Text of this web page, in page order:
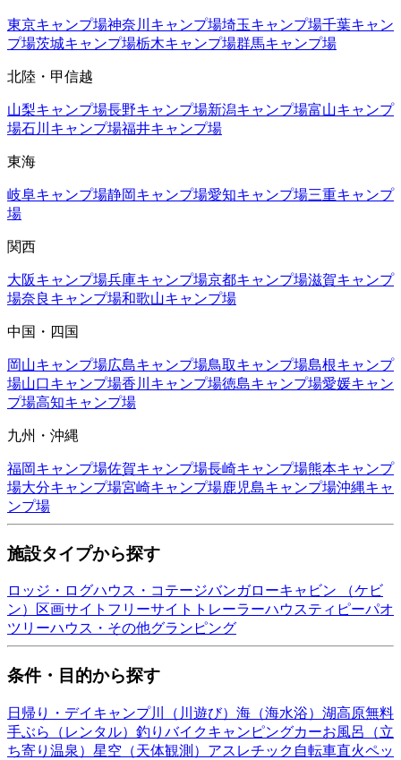
東京キャンプ場神奈川 キャンプ場埼玉キャンプ場千葉キャン
プ場茨城キャンプ場栃木キャンプ場群馬キャンプ場
北陸・甲信越
山梨キャンプ場長野キャンプ場新潟キャンプ場富山キャンプ
場石川 キャンプ場福井キャンプ場
東海
岐阜キャンプ場静岡キャンプ場愛知キャンプ場三重キャンプ
場
関西
大阪キャンプ場兵庫キャンプ場京都キャンプ場滋賀キャンプ
場奈良 キャンプ場和歌山キャンプ場
中国・四国
岡山キャンプ場広島キャンプ場鳥取キャンプ場島根キャンプ
場山口キャンプ場香川 キャンプ場徳島キャンプ場愛媛キャン
プ場高知キャンプ場
九州・沖縄
福岡キャンプ場佐賀キャンプ場長崎キャンプ場熊本キャンプ
場大分キャンプ場宮崎キャンプ場鹿児島キャンプ場沖縄キャ
ンプ場
施設タイプから探す
ロッジ・ログハウス・コテージバンガローキャビン （ケビ
ン）
区画サイト フリーサイト トレーラーハウスティピーパオ
ツリーハウス・その他グランピング
条件・目的から探す
日帰り・デイキャンプ川（川遊び） 海（海水浴） 湖高原無料
手ぶら（レンタル） 釣り バイクキャンピングカーお風呂（立
ち寄り温泉） 星空（天体観測） アスレチック 自転車直火ペッ